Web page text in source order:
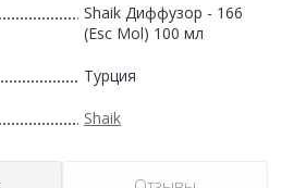
Shaik Диффузор - 166
(Esc Mol) 100 мл
Турция
Shaik